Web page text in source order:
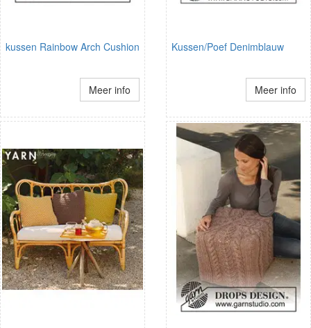
kussen Rainbow Arch Cushion
Meer info
Kussen/Poef Denimblauw
Meer info